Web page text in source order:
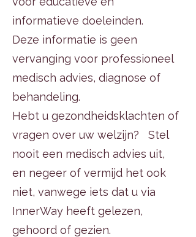
informatieve doeleinden.
Deze informatie is geen
vervanging voor professioneel
medisch advies, diagnose of
behandeling.
Hebt u gezondheidsklachten of
vragen over uw welzijn? Stel
nooit een medisch advies uit,
en negeer of vermijd het ook
niet, vanwege iets dat u via
InnerWay heeft gelezen,
gehoord of gezien.